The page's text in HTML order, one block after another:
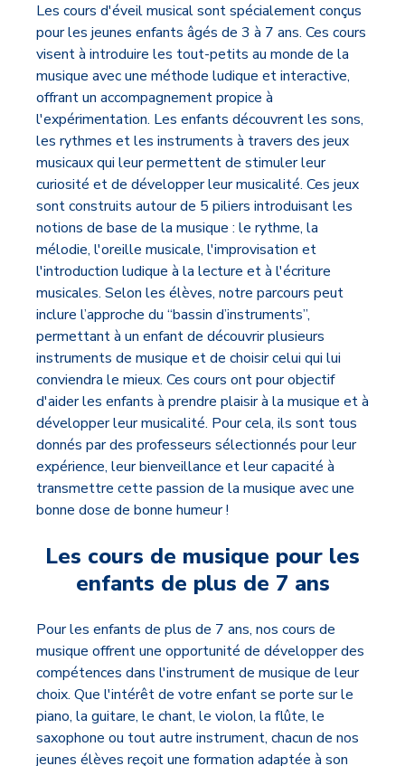
Les cours d'éveil musical sont spécialement conçus
pour les jeunes enfants âgés de 3 à 7 ans. Ces cours
visent à introduire les tout-petits au monde de la
musique avec une méthode ludique et interactive,
offrant un accompagnement propice à
l'expérimentation. Les enfants découvrent les sons,
les rythmes et les instruments à travers des jeux
musicaux qui leur permettent de stimuler leur
curiosité et de développer leur musicalité. Ces jeux
sont construits autour de 5 piliers introduisant les
notions de base de la musique : le rythme, la
mélodie, l'oreille musicale, l'improvisation et
l'introduction ludique à la lecture et à l'écriture
musicales. Selon les élèves, notre parcours peut
inclure l’approche du “bassin d’instruments”,
permettant à un enfant de découvrir plusieurs
instruments de musique et de choisir celui qui lui
conviendra le mieux. Ces cours ont pour objectif
d'aider les enfants à prendre plaisir à la musique et à
développer leur musicalité. Pour cela, ils sont tous
donnés par des professeurs sélectionnés pour leur
expérience, leur bienveillance et leur capacité à
transmettre cette passion de la musique avec une
bonne dose de bonne humeur !
Les cours de musique pour les
enfants de plus de 7 ans
Pour les enfants de plus de 7 ans, nos cours de
musique offrent une opportunité de développer des
compétences dans l'instrument de musique de leur
choix. Que l'intérêt de votre enfant se porte sur le
piano, la guitare, le chant, le violon, la flûte, le
saxophone ou tout autre instrument, chacun de nos
jeunes élèves reçoit une formation adaptée à son